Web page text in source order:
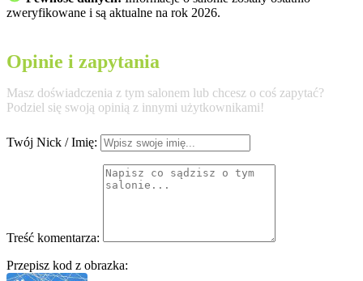
zweryfikowane i są aktualne na rok 2026.
Opinie i zapytania
Masz doświadczenia z tym salonem lub chcesz o coś zapytać?
Podziel się swoją opinią z innymi użytkownikami!
Twój Nick / Imię:
Treść komentarza:
Przepisz kod z obrazka: